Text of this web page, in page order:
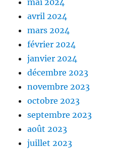
mai 2024
avril 2024
mars 2024
février 2024
janvier 2024
décembre 2023
novembre 2023
octobre 2023
septembre 2023
août 2023
juillet 2023